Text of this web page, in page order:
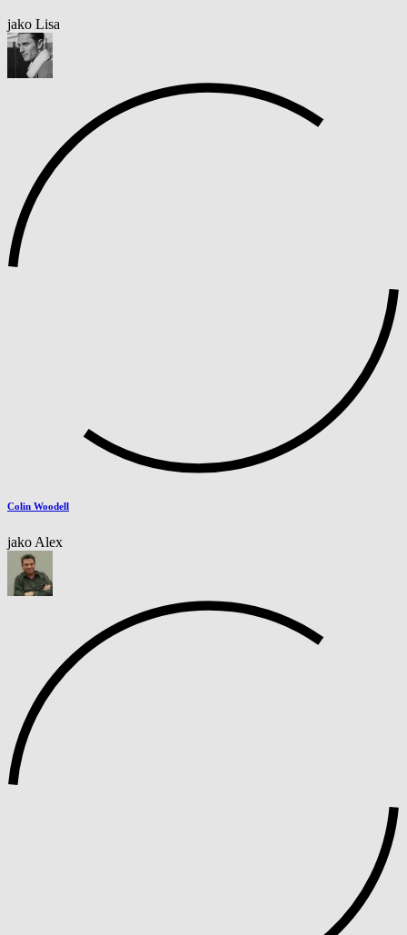
jako Lisa
Colin Woodell
jako Alex